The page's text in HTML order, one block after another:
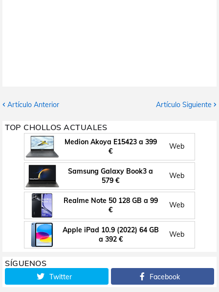
Artículo Anterior Artículo Siguiente
TOP CHOLLOS ACTUALES
Medion Akoya E15423 a 399
€
Web
Samsung Galaxy Book3 a
579 €
Web
Realme Note 50 128 GB a 99
€
Web
Apple iPad 10.9 (2022) 64 GB
a 392 €
Web
SÍGUENOS
Twitter Facebook